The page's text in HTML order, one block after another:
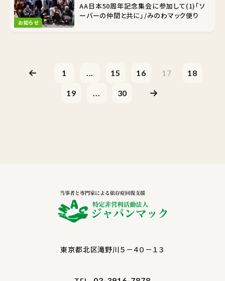
お知らせ
AA日本50周年記念集会に参加して(1)「ソ
ーバーの仲間と共に」/みのわマック便り
1 ... 15 16 17 18
19 ... 30
東京都北区滝野川５－４０－１３